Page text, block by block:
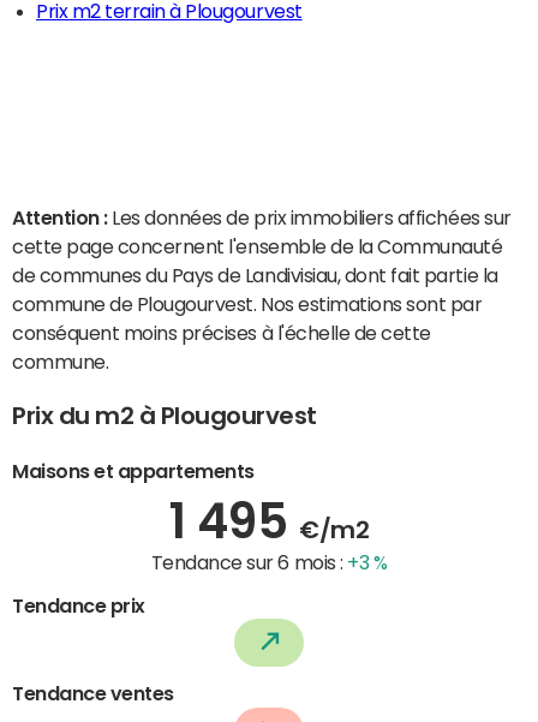
Prix m2 terrain à Plougourvest
Attention : Les données de prix immobiliers affichées sur
cette page concernent l'ensemble de la Communauté
de communes du Pays de Landivisiau, dont fait partie la
commune de Plougourvest. Nos estimations sont par
conséquent moins précises à l'échelle de cette
commune.
Prix du m2 à Plougourvest
Maisons et appartements
1 495 €/m2
Tendance sur 6 mois : +3 %
Tendance prix
Tendance ventes